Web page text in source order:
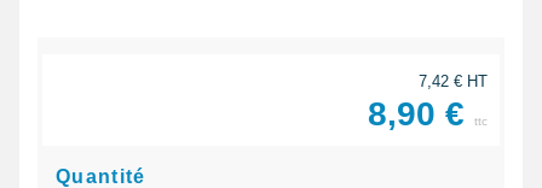
7,42 € HT
8,90 € ttc
Quantité